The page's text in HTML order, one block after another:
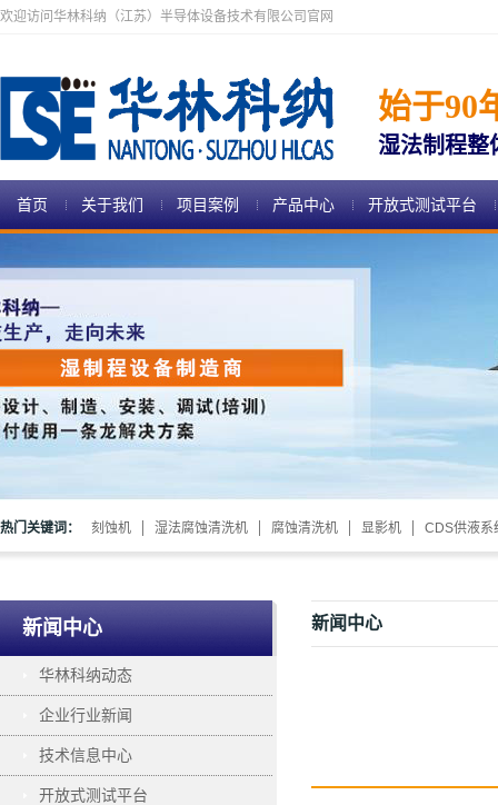
欢迎访问华林科纳（江苏）半导体设备技术有限公司官网
始于90
湿法制程整
首页 关于我们 项目案例 产品中心 开放式测试平台
热门关键词： 刻蚀机 湿法腐蚀清洗机 腐蚀清洗机 显影机 CDS供液系
新闻中心
华林科纳动态
企业行业新闻
技术信息中心
开放式测试平台
新闻中心